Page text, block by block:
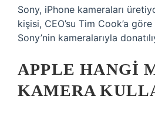
Sony, iPhone kameraları
kişisi, CEO’su Tim Cook’a
Sony’nin kameralarıyla
APPLE HANGI
KAMERA